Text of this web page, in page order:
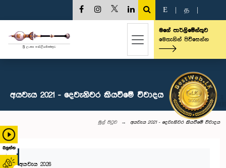
බලන්න
E த
මගේ පාර්ලිමේන්තුව
මෙතැනින් පිවිසෙන්න
අයවැය 2021 - දෙවැනිවර කියවීමේ විවාදය
මුල් පිටුව අයවැය 2021 - දෙවැනිවර කියවීමේ විවාදය
අයවැය 2026